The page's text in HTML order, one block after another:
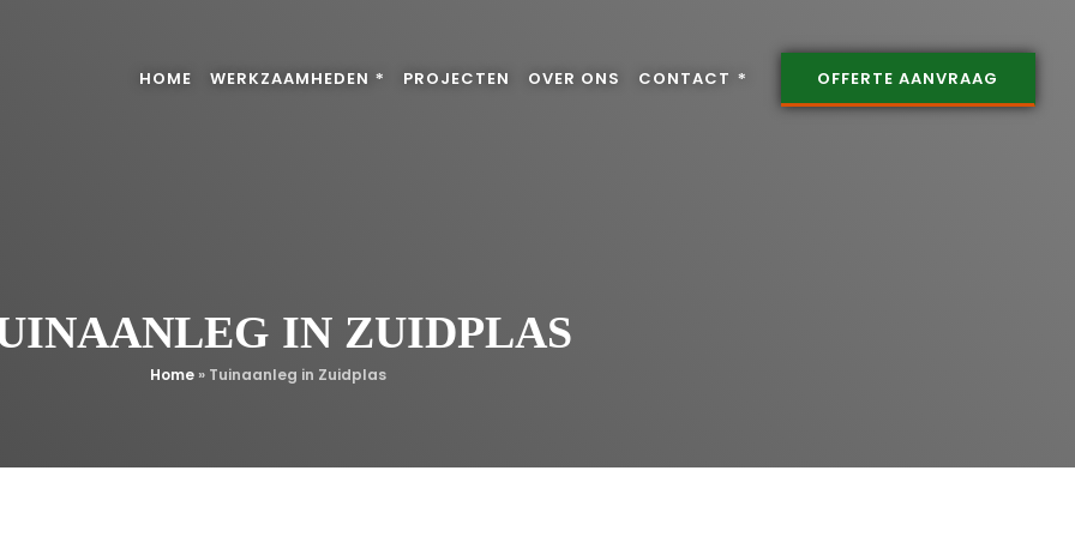
HOME WERKZAAMHEDEN PROJECTEN OVER ONS CONTACT OFFERTE AANVRAAG
IN ZUIDPLAS
Home » Tuinaanleg in Zuidplas